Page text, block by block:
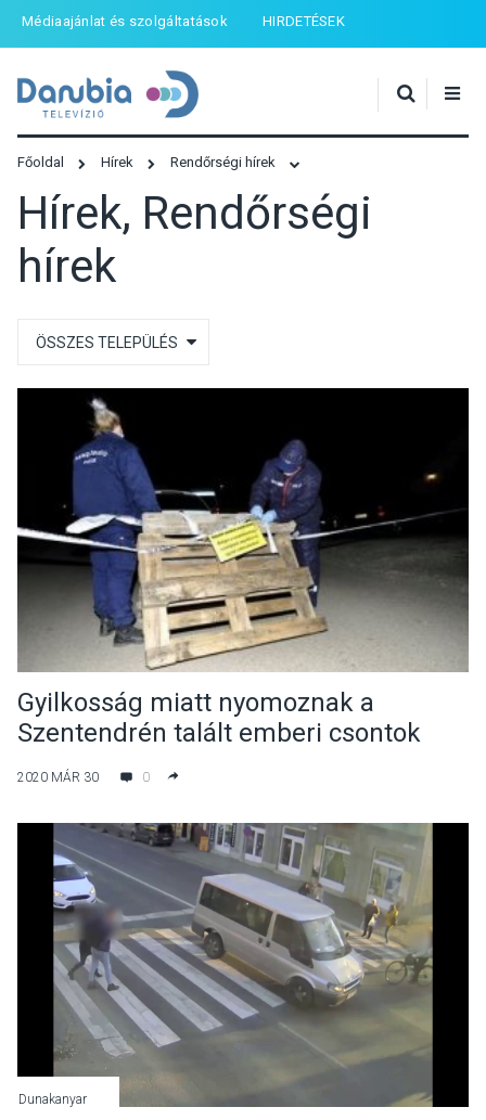
Médiaajánlat és szolgáltatások HIRDETÉSEK
Főoldal Hírek Rendőrségi hírek
Hírek, Rendőrségi
hírek
Gyilkosság miatt nyomoznak a
Szentendrén talált emberi csontok
ügyében
2020 MÁR 30 0
Dunakanyar